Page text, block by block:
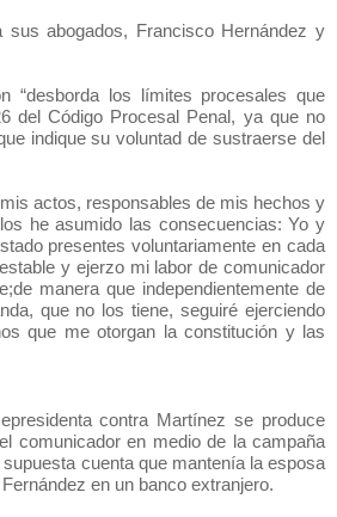
sus abogados, Francisco Hernández y
“desborda los límites procesales que
del Código Procesal Penal, ya que no
indique su voluntad de sustraerse del
actos, responsables de mis hechos y
he asumido las consecuencias: Yo y
presentes voluntariamente en cada
y ejerzo mi labor de comunicador
manera que independientemente de
que no los tiene, seguiré ejerciendo
que me otorgan la constitución y las
contra Martínez se produce
comunicador en medio de la campaña
cuenta que mantenía la esposa
en un banco extranjero.